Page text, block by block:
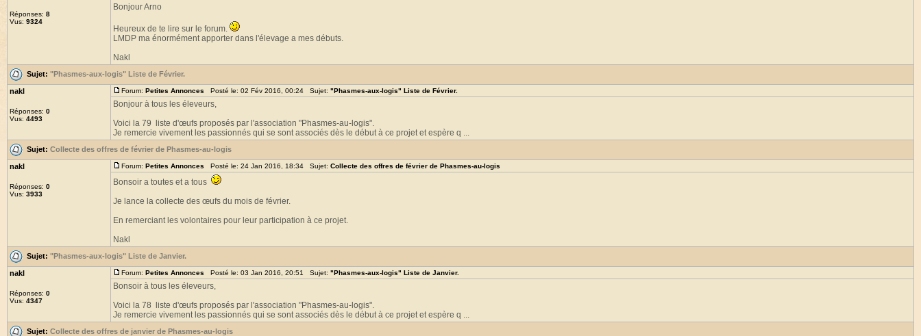
Réponses: 8
Vus: 9324
Bonjour Arno
Heureux de te lire sur le forum.
LMDP ma énormément apporter dans l'élevage a mes débuts.
Nakl
Sujet: "Phasmes-aux-logis" Liste de Février.
nakl
Réponses: 0
Vus: 4493
Forum: Petites Annonces Posté le: 02 Fév 2016, 00:24 Sujet: "Phasmes-aux-logis" Liste de Février.
Bonjour à tous les éleveurs,
Voici la 79 liste d'œufs proposés par l'association "Phasmes-au-logis".
Je remercie vivement les passionnés qui se sont associés dès le début à ce projet et espère q ...
Sujet: Collecte des offres de février de Phasmes-au-logis
nakl
Réponses: 0
Vus: 3933
Forum: Petites Annonces Posté le: 24 Jan 2016, 18:34 Sujet: Collecte des offres de février de Phasmes-au-logis
Bonsoir a toutes et a tous
Je lance la collecte des œufs du mois de février.
En remerciant les volontaires pour leur participation à ce projet.
Nakl
Sujet: "Phasmes-aux-logis" Liste de Janvier.
nakl
Réponses: 0
Vus: 4347
Forum: Petites Annonces Posté le: 03 Jan 2016, 20:51 Sujet: "Phasmes-aux-logis" Liste de Janvier.
Bonsoir à tous les éleveurs,
Voici la 78 liste d'œufs proposés par l'association "Phasmes-au-logis".
Je remercie vivement les passionnés qui se sont associés dès le début à ce projet et espère q ...
Sujet: Collecte des offres de janvier de Phasmes-au-logis